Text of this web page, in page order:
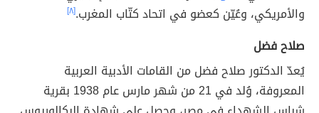
والأمريكي، وعُيّن كعضو في اتحاد كتّاب المغرب.[٨]
صلاح فضل
يُعدّ الدكتور صلاح فضل من القامات الأدبية العربية
المعروفة، وُلد في 21 من شهر مارس عام 1938 بقرية